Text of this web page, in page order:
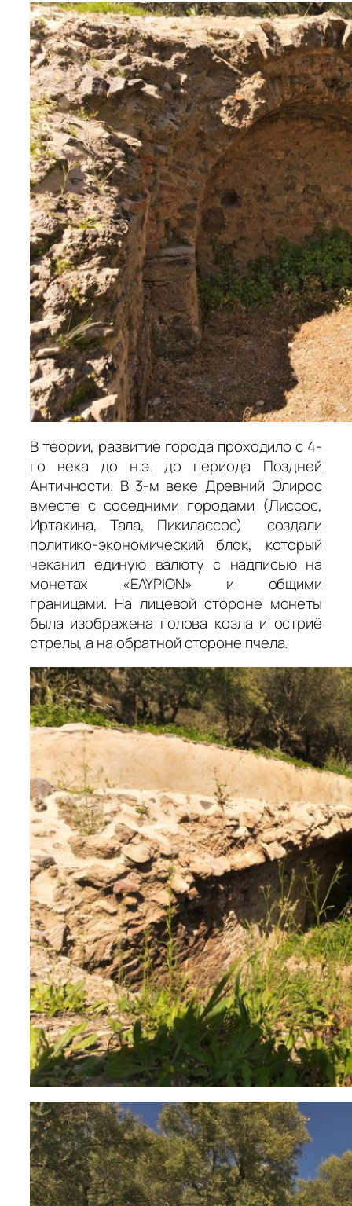
В теории, развитие города проходило с 4-
го века до н.э. до периода Поздней
Античности. В 3-м веке Древний Элирос
вместе с соседними городами (Лиссос,
Иртакина, Тала, Пикилассос) создали
политико-экономический блок, который
чеканил единую валюту с надписью на
монетах «ΕΛΥΡΙΟΝ» и общими
границами. На лицевой стороне монеты
была изображена голова козла и остриё
стрелы, а на обратной стороне пчела.